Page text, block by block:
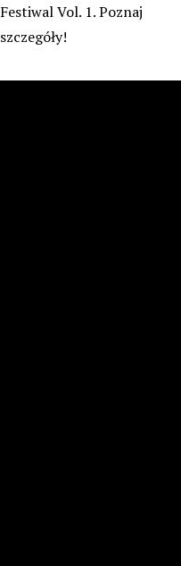
Festiwal Vol. 1. Poznaj
szczegóły!